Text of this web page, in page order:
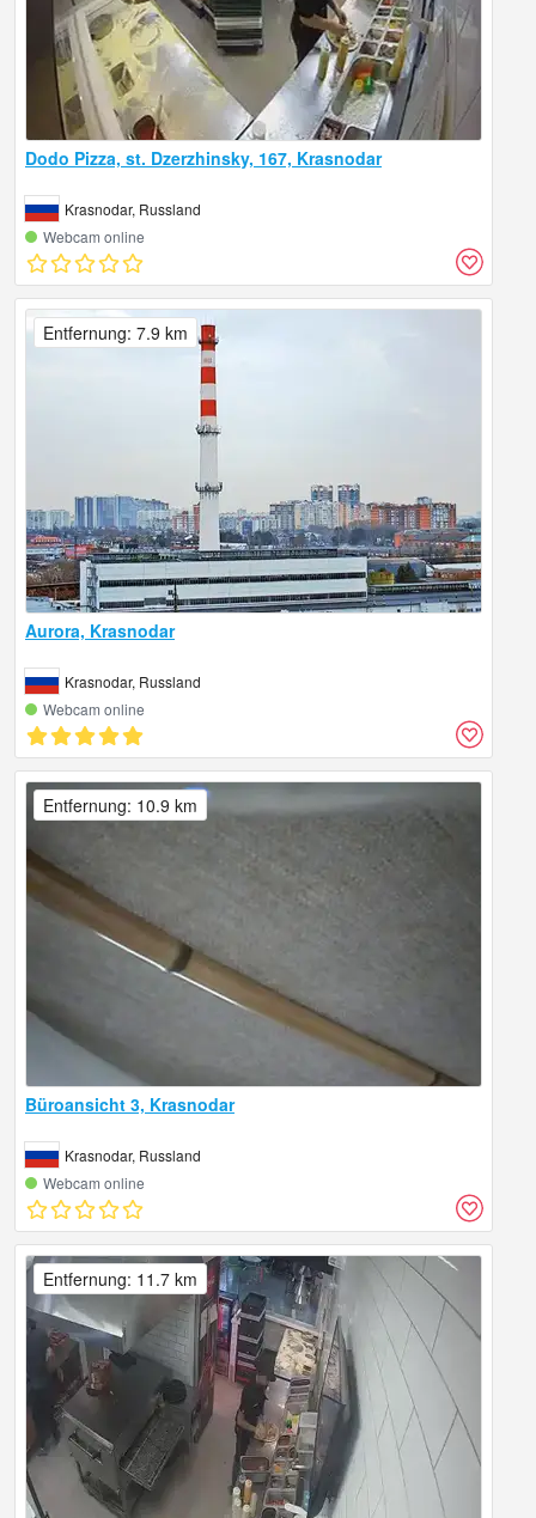
Dodo Pizza, st. Dzerzhinsky, 167, Krasnodar
Krasnodar, Russland
Webcam online
Aurora, Krasnodar
Krasnodar, Russland
Webcam online
Entfernung: 7.9 km
Büroansicht 3, Krasnodar
Krasnodar, Russland
Webcam online
Entfernung: 10.9 km
Entfernung: 11.7 km